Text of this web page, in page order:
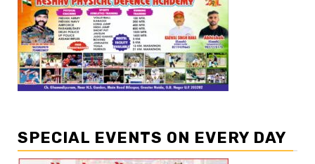
SPECIAL EVENTS ON EVERY DAY